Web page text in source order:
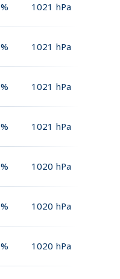
% 1021 hPa
% 1021 hPa
% 1021 hPa
% 1021 hPa
% 1020 hPa
% 1020 hPa
% 1020 hPa